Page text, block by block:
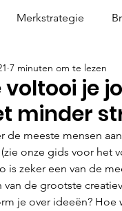
Merkstrategie
E-Books
voltooi je
minder
7 minuten om te lezen
de meeste mensen
onze gids voor het
is zeker een van de
van de grootste
je over ideeën?